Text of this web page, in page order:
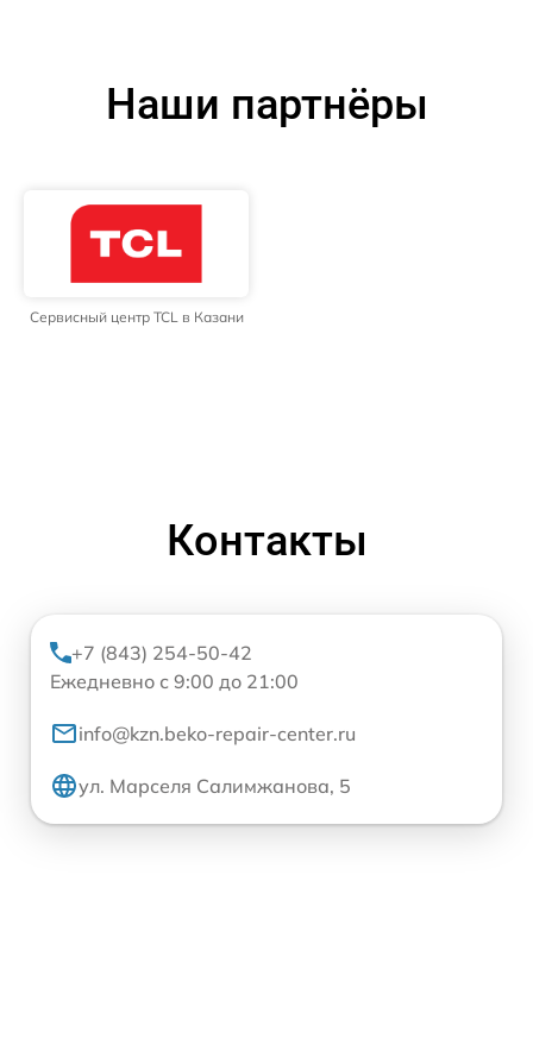
Наши партнёры
Сервисный центр TCL в Казани
Контакты
+7 (843) 254-50-42
Ежедневно с 9:00 до 21:00
info@kzn.beko-repair-center.ru
ул. Марселя Салимжанова, 5